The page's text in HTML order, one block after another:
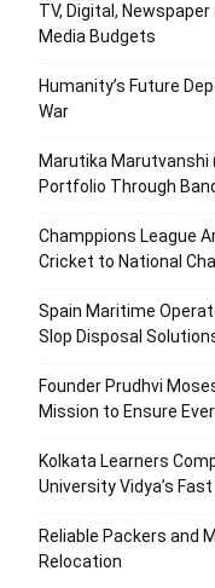
TV, Digital,
Media Budgets
Humanity’s Future
War
Marutika Marutvanshi
Portfolio Through
Champpions League
Cricket to National
Spain Maritime
Slop Disposal
Founder Prudhvi
Mission to Ensure
Kolkata Learners
University Vidya’s
Reliable Packers and
Relocation